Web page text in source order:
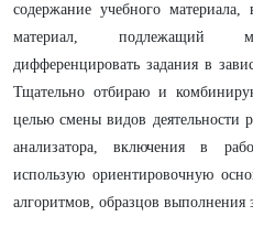
содержание учебного
материал, подлежащий
дифференцировать задания в
Тщательно отбираю и
целью смены видов деятельности
анализатора, включения в
использую ориентировочную
алгоритмов, образцов выполнения